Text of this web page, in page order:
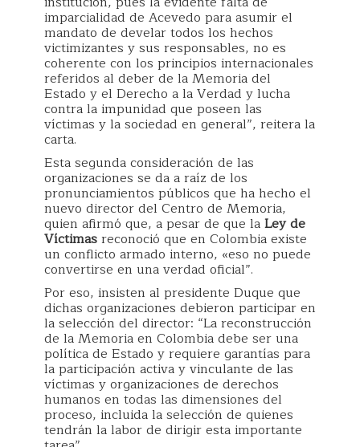
imparcialidad de Acevedo para asumir el
mandato de develar todos los hechos
victimizantes y sus responsables, no es
coherente con los principios internacionales
referidos al deber de la Memoria del
Estado y el Derecho a la Verdad y lucha
contra la impunidad que poseen las
víctimas y la sociedad en general”, reitera la
carta.
Esta segunda consideración de las
organizaciones se da a raíz de los
pronunciamientos públicos que ha hecho el
nuevo director del Centro de Memoria,
quien afirmó que, a pesar de que laLey de
Víctimasreconoció que en Colombia existe
un conflicto armado interno, «eso no puede
convertirse en una verdad oficial”.
Por eso, insisten al presidente Duque que
dichas organizaciones debieron participar en
la selección del director: “La reconstrucción
de la Memoria en Colombia debe ser una
política de Estado y requiere garantías para
la participación activa y vinculante de las
víctimas y organizaciones de derechos
humanos en todas las dimensiones del
proceso, incluida la selección de quienes
tendrán la labor de dirigir esta importante